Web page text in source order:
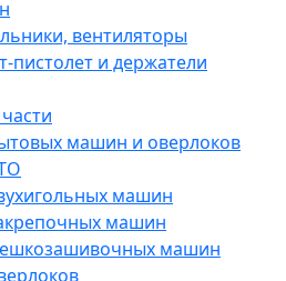
вентиляторы
пистолет и держатели
машин и оверлоков
машин
машин
машин